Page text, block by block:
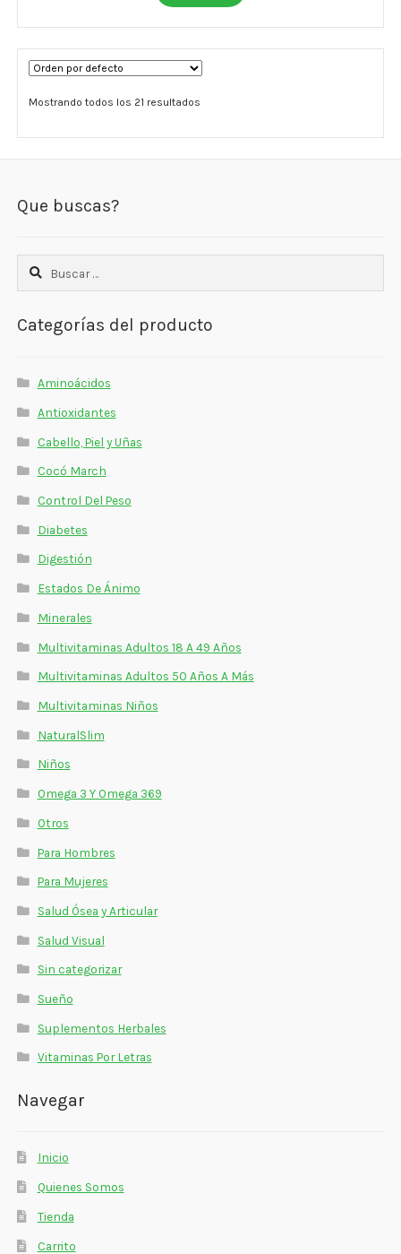
C$370.00.
Mostrando todos los 21 resultados
Que buscas?
Buscar:
Categorías del producto
Aminoácidos
Antioxidantes
Cabello, Piel y Uñas
Cocó March
Control Del Peso
Diabetes
Digestión
Estados De Ánimo
Minerales
Multivitaminas Adultos 18 A 49 Años
Multivitaminas Adultos 50 Años A Más
Multivitaminas Niños
NaturalSlim
Niños
Omega 3 Y Omega 369
Otros
Para Hombres
Para Mujeres
Salud Ósea y Articular
Salud Visual
Sin categorizar
Sueño
Suplementos Herbales
Vitaminas Por Letras
Navegar
Inicio
Quienes Somos
Tienda
Carrito